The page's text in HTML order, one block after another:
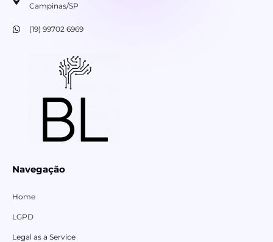
Campinas/SP
(19) 99702 6969
Navegação
Home
LGPD
Legal as a Service